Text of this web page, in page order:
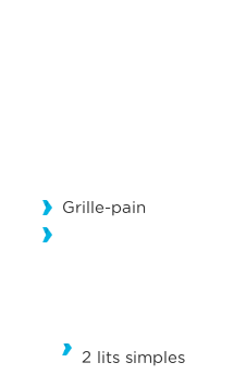
Grille-pain
2 lits simples